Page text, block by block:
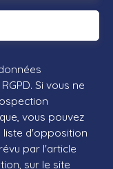
Si vous ne
vous pouvez
liste d'opposition
par l'article
sur le site